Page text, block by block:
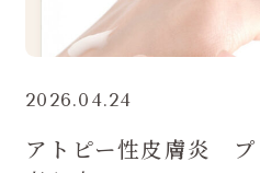
2026.04.24
アトピー性皮膚炎 プ